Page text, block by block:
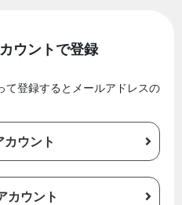
ウントで登録
て登録するとメールアドレスの
ウント
カウント